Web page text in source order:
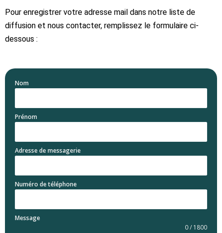
Pour enregistrer votre adresse mail dans notre liste de
diffusion et nous contacter, remplissez le formulaire ci-
dessous :
Nom
Prénom
Adresse de messagerie
Numéro de téléphone
Message
0 / 1800